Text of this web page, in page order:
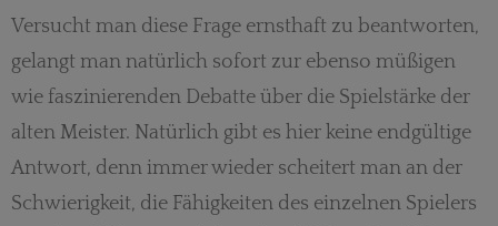
Versucht man diese Frage ernsthaft zu beantworten,
gelangt man natürlich sofort zur ebenso müßigen
wie faszinierenden Debatte über die Spielstärke der
alten Meister. Natürlich gibt es hier keine endgültige
Antwort, denn immer wieder scheitert man an der
Schwierigkeit, die Fähigkeiten des einzelnen Spielers